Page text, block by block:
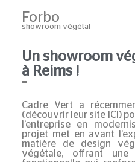
Forbo
showroom végétal
Un showroom
à Reims !
Cadre Vert a
(découvrir leur site ICI)
l’entreprise en
projet met en avant
matière de design
végétale, offrant une